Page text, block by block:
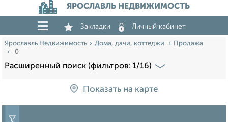
ЯРОСЛАВЛЬ НЕДВИЖИМОСТЬ
Закладки Личный кабинет
Ярославль Недвижимость Дома, дачи, коттеджи
Продажа
0
Расширенный поиск (фильтров: 1/16)
Показать на карте